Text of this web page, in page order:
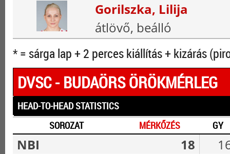
Gorilszka, Lilija
átlövő, beálló
* = sárga lap + 2 perces kiállítás + kizárás
DVSC - BUDAÖRS ÖRÖKMÉRLEG
HEAD-TO-HEAD STATISTICS
SOROZAT
MÉRKŐZÉS GY
NBI 18